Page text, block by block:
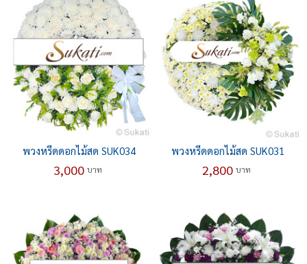
พวงหรีดดอกไม้สด SUK034
3,000 บาท
พวงหรีดดอกไม้สด SUK031
2,800 บาท